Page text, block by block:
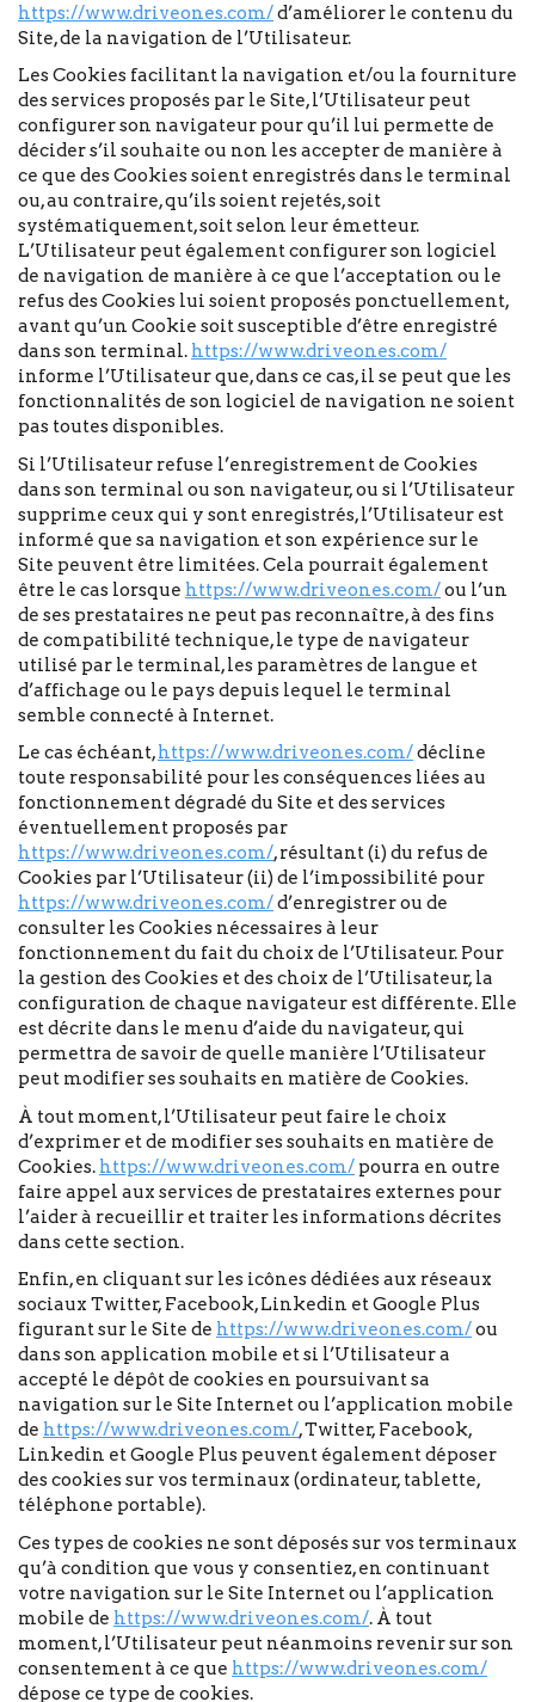
https://www.driveones.com/d’améliorer le contenu du
Site, de la navigation de l’Utilisateur.
Les Cookies facilitant la navigation et/ou la fourniture
des services proposés par le Site, l’Utilisateur peut
configurer son navigateur pour qu’il lui permette de
décider s’il souhaite ou non les accepter de manière à
ce que des Cookies soient enregistrés dans le terminal
ou, au contraire, qu’ils soient rejetés, soit
systématiquement, soit selon leur émetteur.
L’Utilisateur peut également configurer son logiciel
de navigation de manière à ce que l’acceptation ou le
refus des Cookies lui soient proposés ponctuellement,
avant qu’un Cookie soit susceptible d’être enregistré
dans son terminal. https://www.driveones.com/
informe l’Utilisateur que, dans ce cas, il se peut que les
fonctionnalités de son logiciel de navigation ne soient
pas toutes disponibles.
Si l’Utilisateur refuse l’enregistrement de Cookies
dans son terminal ou son navigateur, ou si l’Utilisateur
supprime ceux qui y sont enregistrés, l’Utilisateur est
informé que sa navigation et son expérience sur le
Site peuvent être limitées. Cela pourrait également
être le cas lorsque https://www.driveones.com/ou l’un
de ses prestataires ne peut pas reconnaître, à des fins
de compatibilité technique, le type de navigateur
utilisé par le terminal, les paramètres de langue et
d’affichage ou le pays depuis lequel le terminal
semble connecté à Internet.
Le cas échéant,https://www.driveones.com/décline
toute responsabilité pour les conséquences liées au
fonctionnement dégradé du Site et des services
éventuellement proposés par
https://www.driveones.com/, résultant (i) du refus de
Cookies par l’Utilisateur (ii) de l’impossibilité pour
https://www.driveones.com/d’enregistrer ou de
consulter les Cookies nécessaires à leur
fonctionnement du fait du choix de l’Utilisateur. Pour
la gestion des Cookies et des choix de l’Utilisateur, la
configuration de chaque navigateur est différente. Elle
est décrite dans le menu d’aide du navigateur, qui
permettra de savoir de quelle manière l’Utilisateur
peut modifier ses souhaits en matière de Cookies.
À tout moment, l’Utilisateur peut faire le choix
d’exprimer et de modifier ses souhaits en matière de
Cookies. https://www.driveones.com/ pourra en outre
faire appel aux services de prestataires externes pour
l’aider à recueillir et traiter les informations décrites
dans cette section.
Enfin, en cliquant sur les icônes dédiées aux réseaux
sociaux Twitter, Facebook, Linkedin et Google Plus
figurant sur le Site de https://www.driveones.com/ou
dans son application mobile et si l’Utilisateur a
accepté le dépôt de cookies en poursuivant sa
navigation sur le Site Internet ou l’application mobile
de https://www.driveones.com/, Twitter, Facebook,
Linkedin et Google Plus peuvent également déposer
des cookies sur vos terminaux (ordinateur, tablette,
téléphone portable).
Ces types de cookies ne sont déposés sur vos terminaux
qu’à condition que vous y consentiez, en continuant
votre navigation sur le Site Internet ou l’application
mobile de https://www.driveones.com/. À tout
moment, l’Utilisateur peut néanmoins revenir sur son
consentement à ce que https://www.driveones.com/
dépose ce type de cookies.